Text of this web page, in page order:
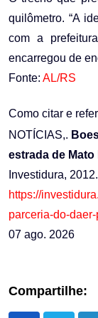
quilômetro. “A
com a
encarregou de
Fonte: AL/RS
Como citar e
NOTÍCIAS,.
estrada de Mato
Investidura,
https://
parceria-do-
07 ago. 2026
Compartilhe: